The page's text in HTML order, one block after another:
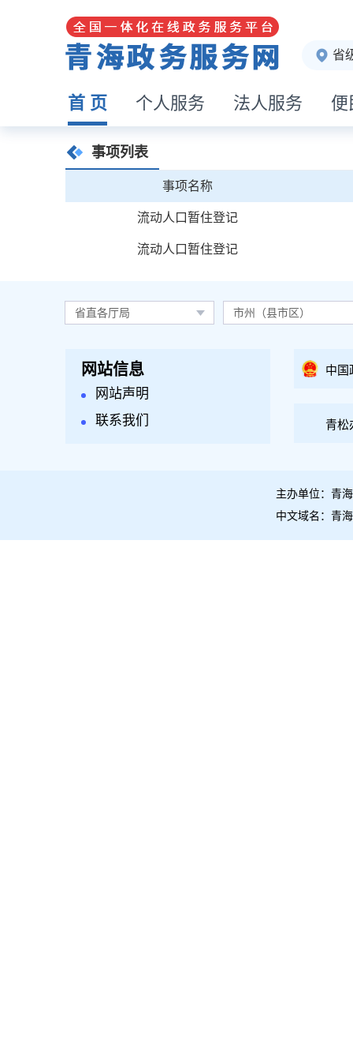
省
首 页 个人服务 法人服务 便
事项列表
事项名称
流动人口暂住登记
流动人口暂住登记
省直各厅局 市州（县市区）
网站信息
网站声明
联系我们
中国
青松
主办单位：青
中文域名：青